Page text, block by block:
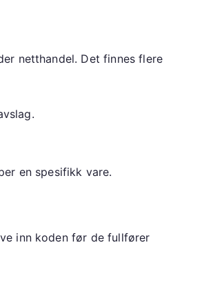
netthandel. Det finnes flere
en spesifikk vare.
inn koden før de fullfører